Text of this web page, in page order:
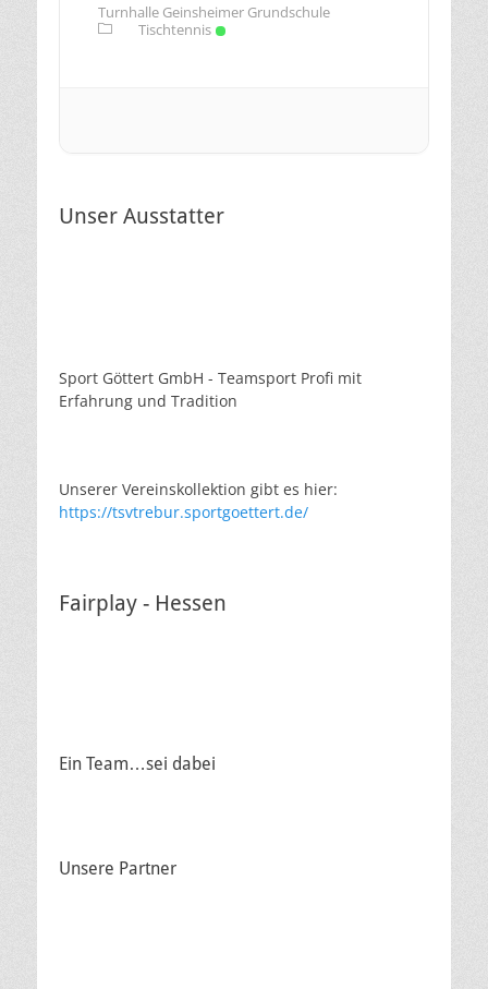
Turnhalle Geinsheimer Grundschule
Tischtennis
Unser Ausstatter
Sport Göttert GmbH - Teamsport Profi mit
Erfahrung und Tradition
Unserer Vereinskollektion gibt es hier:
https://tsvtrebur.sportgoettert.de/
Fairplay - Hessen
Ein Team…sei dabei
Unsere Partner